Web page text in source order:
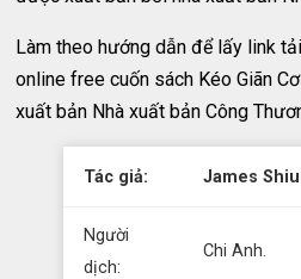
Làm theo hướng dẫn để lấy link
online free cuốn sách Kéo Giãn
xuất bản Nhà xuất bản Công
Tác giả: James
Người
dịch:
Chi Anh.